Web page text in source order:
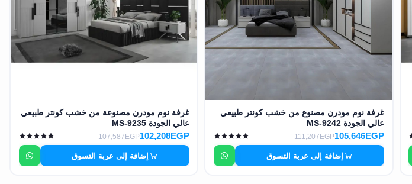
غرفة نوم مودرن مصنوع من خشب كونتر طبيعي
عالي الجودة MS-9242
105,646EGP
111,207EGP
إضافة إلى عربة التسوق
غرفة نوم مودرن مصنوعة من خشب كونتر طبيعي
عالي الجودة MS-9235
102,208EGP
107,587EGP
إضافة إلى عربة التسوق